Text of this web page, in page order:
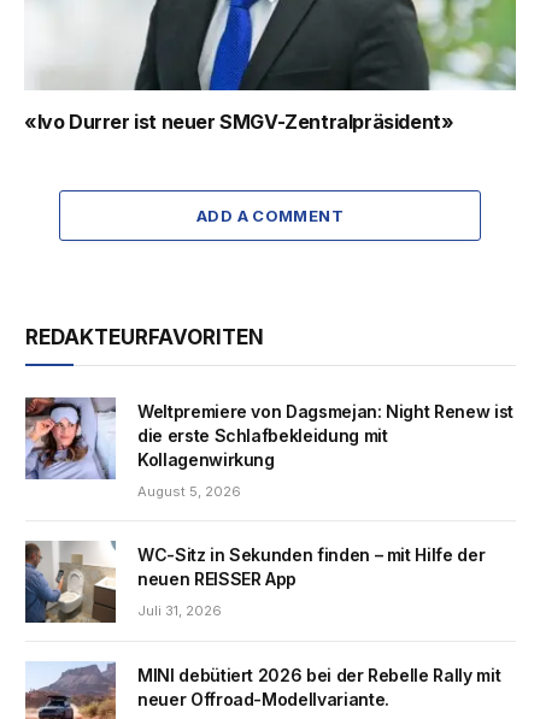
«Ivo Durrer ist neuer SMGV-Zentralpräsident»
ADD A COMMENT
REDAKTEURFAVORITEN
Weltpremiere von Dagsmejan: Night Renew ist
die erste Schlafbekleidung mit
Kollagenwirkung
August 5, 2026
WC-Sitz in Sekunden finden – mit Hilfe der
neuen REISSER App
Juli 31, 2026
MINI debütiert 2026 bei der Rebelle Rally mit
neuer Offroad-Modellvariante.